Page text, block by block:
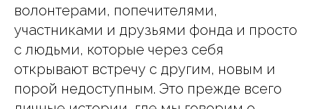
волонтерами, попечителями,
участниками и друзьями фонда и просто
с людьми, которые через себя
открывают встречу с другим, новым и
порой недоступным. Это прежде всего